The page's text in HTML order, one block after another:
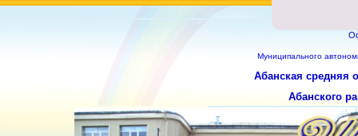
Муниципального
Абанская средняя
Абанского